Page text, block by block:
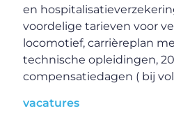
en
voordelige tarieven voor
locomotief, carrièreplan
technische opleidingen,
compensatiedagen ( bij
vacatures